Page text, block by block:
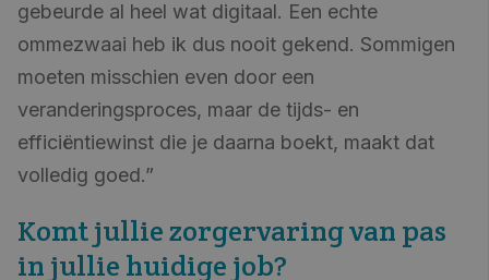
gebeurde al heel wat digitaal. Een echte
ommezwaai heb ik dus nooit gekend. Sommigen
moeten misschien even door een
veranderingsproces, maar de tijds- en
efficiëntiewinst die je daarna boekt, maakt dat
volledig goed.”
Komt jullie zorgervaring van pas
in jullie huidige job?